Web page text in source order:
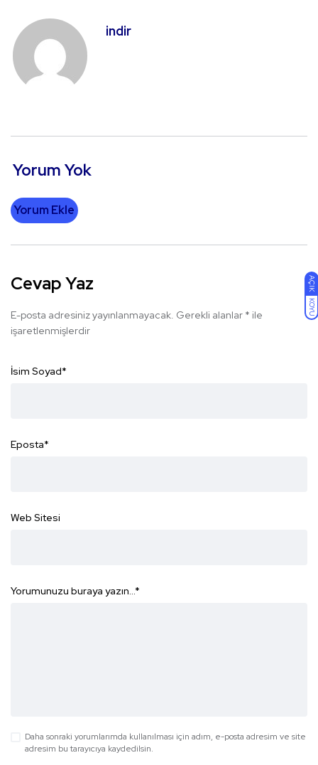
AÇIK
KOYU
indir
Yorum Yok
Yorum Ekle
Cevap Yaz
E-posta adresiniz yayınlanmayacak. Gerekli alanlar * ile
işaretlenmişlerdir
İsim Soyad*
Eposta*
Web Sitesi
Yorumunuzu buraya yazın... *
Daha sonraki yorumlarımda kullanılması için adım, e-posta adresim ve site
adresim bu tarayıcıya kaydedilsin.